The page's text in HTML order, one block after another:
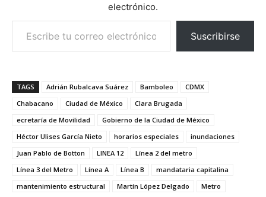
electrónico.
Escribe tu correo electrónico…
Suscribirse
TAGS Adrián Rubalcava Suárez Bamboleo
CDMX
Chabacano
Ciudad de México
Clara Brugada
ecretaría de Movilidad
Gobierno de la Ciudad de México
Héctor Ulises García Nieto
horarios especiales
inundaciones
Juan Pablo de Botton
LINEA 12
Línea 2 del metro
Línea 3 del Metro
Línea A Línea B
mandataria capitalina
mantenimiento estructural
Martín López Delgado
Metro